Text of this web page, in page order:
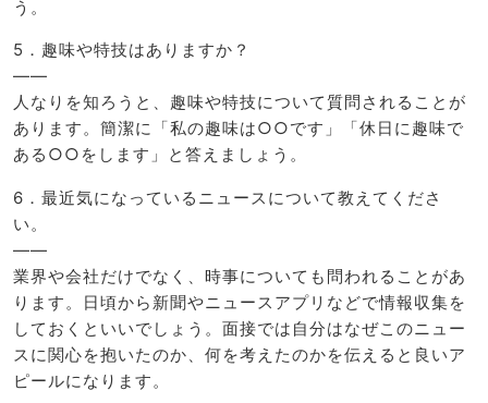
う。
5．趣味や特技はありますか？
——
人なりを知ろうと、趣味や特技について質問されることが
あります。簡潔に「私の趣味は○○です」「休日に趣味で
ある○○をします」と答えましょう。
6．最近気になっているニュースについて教えてくださ
い。
——
業界や会社だけでなく、時事についても問われることがあ
ります。日頃から新聞やニュースアプリなどで情報収集を
しておくといいでしょう。面接では自分はなぜこのニュー
スに関心を抱いたのか、何を考えたのかを伝えると良いア
ピールになります。